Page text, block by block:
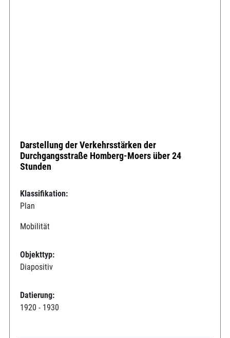
Darstellung der Verkehrsstärken der
Durchgangsstraße Homberg-Moers über 24
Stunden
Klassifikation:
Plan
Mobilität
Objekttyp:
Diapositiv
Datierung:
1920 - 1930